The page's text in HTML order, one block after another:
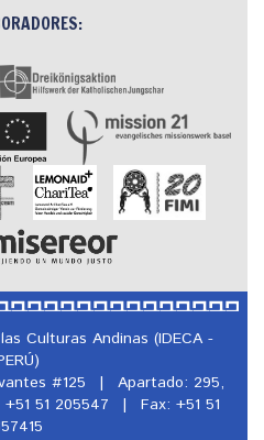
Culturas Andinas (IDECA -
#125
|
Apartado: 295,
51 205547 |
Fax: +51 51